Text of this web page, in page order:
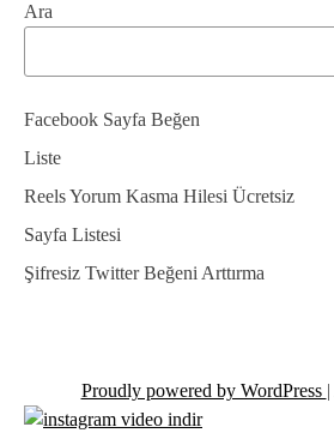
ı
g
e
z
i
n
m
i
Ara
Facebook Sayfa Beğen
Liste
Reels Yorum Kasma Hilesi Ücretsiz
Sayfa Listesi
Şifresiz Twitter Beğeni Arttırma
Proudly powered by WordPress |